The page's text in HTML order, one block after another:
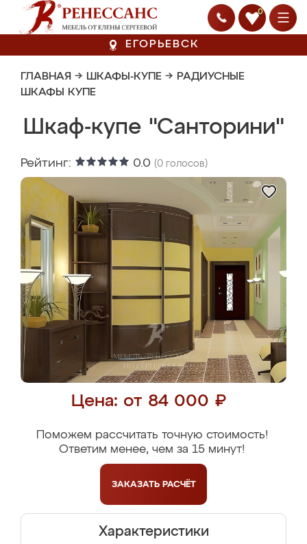
0
ЕГОРЬЕВСК
ГЛАВНАЯ → ШКАФЫ-КУПЕ → РАДИУСНЫЕ
ШКАФЫ КУПЕ
Шкаф-купе "Санторини"
Рейтинг: 0.0 (0 голосов)
Цена: от 84 000 ₽
Поможем рассчитать точную стоимость!
Ответим менее, чем за 15 минут!
ЗАКАЗАТЬ РАСЧЁТ
Характеристики